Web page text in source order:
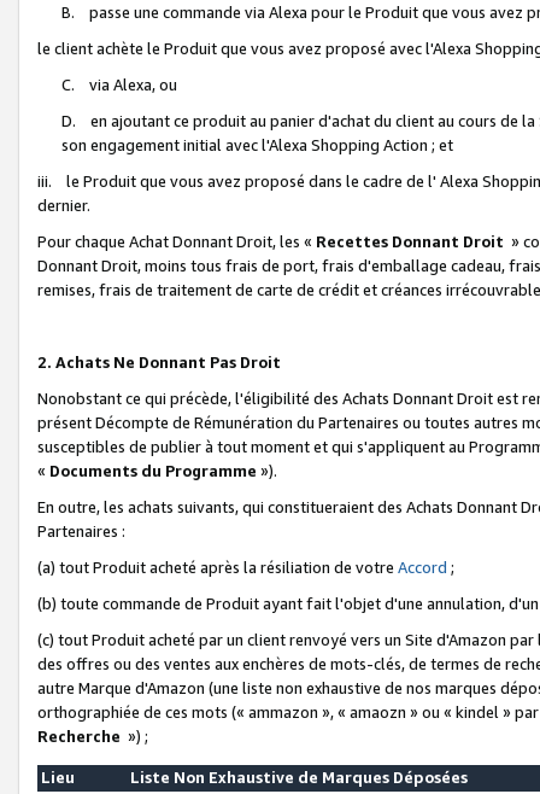
B. passe une commande via Alexa pour le Produit que vous avez
le client achète le Produit que vous avez proposé avec l'Alexa
C. via Alexa, ou
D. en ajoutant ce produit au panier d'achat du client au cours de
son engagement initial avec l'Alexa Shopping Action ; et
iii. le Produit que vous avez proposé dans le cadre de l' Alexa
dernier.
Pour chaque Achat Donnant Droit, les « Recettes Donnant Droit »
Donnant Droit, moins tous frais de port, frais d'emballage cadeau,
remises, frais de traitement de carte de crédit et créances
2. Achats Ne Donnant Pas Droit
Nonobstant ce qui précède, l'éligibilité des Achats Donnant Droit est
présent Décompte de Rémunération du Partenaires ou toutes autres
susceptibles de publier à tout moment et qui s'appliquent au
« Documents du Programme »).
En outre, les achats suivants, qui constitueraient des Achats Donnant
Partenaires :
(a) tout Produit acheté après la résiliation de votre Accord ;
(b) toute commande de Produit ayant fait l'objet d'une annulation,
(c) tout Produit acheté par un client renvoyé vers un Site d'Amazon
des offres ou des ventes aux enchères de mots-clés, de termes de
autre Marque d'Amazon (une liste non exhaustive de nos marques
orthographiée de ces mots (« ammazon », « amaozn » ou « kindel »
Recherche ») ;
Lieu
Liste Non Exhaustive de Marques Déposées